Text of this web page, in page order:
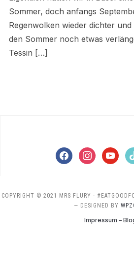
Sommer, doch anfangs
Regenwolken wieder dichter
den Sommer noch etwas
Tessin […]
facebookinstagramyoutube
COPYRIGHT © 2021 MRS FLURY -
— DESIGNED BY
Impressum –